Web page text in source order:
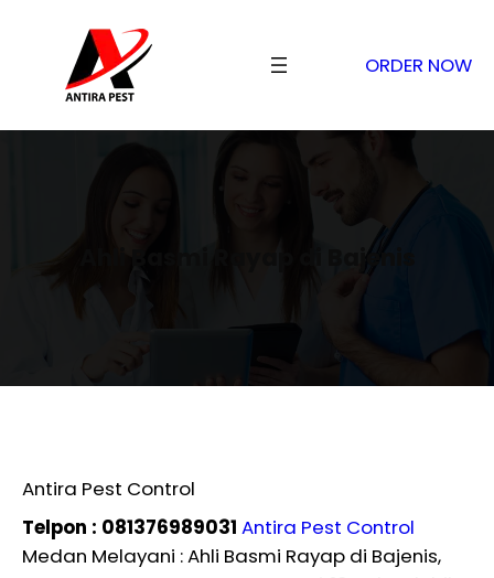
ORDER NOW
Ahli Basmi Rayap di Bajenis
Antira Pest Control
Telpon : 081376989031 Antira Pest Control
Medan Melayani : Ahli Basmi Rayap di Bajenis,